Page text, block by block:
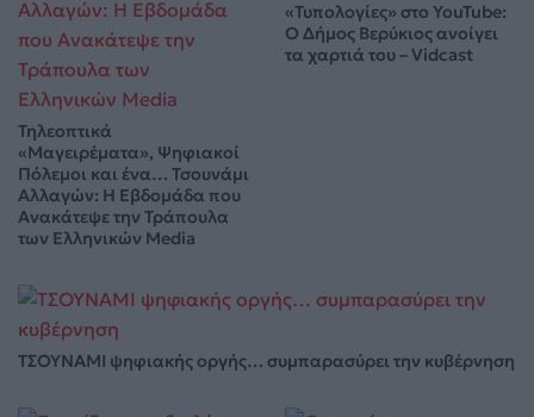
Τηλεοπτικά
«Μαγειρέματα», Ψηφιακοί
Πόλεμοι και ένα… Τσουνάμι
Αλλαγών: Η Εβδομάδα που
Ανακάτεψε την Τράπουλα
των Ελληνικών Media
«Τυπολογίες» στο YouTube:
Ο Δήμος Βερύκιος ανοίγει
τα χαρτιά του – Vidcast
ΤΣΟΥΝΑΜΙ ψηφιακής οργής… συμπαρασύρει την κυβέρνηση